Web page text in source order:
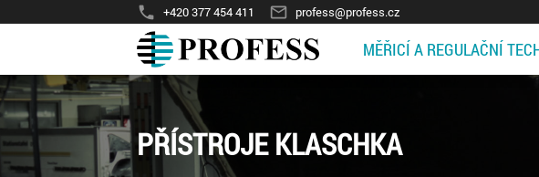
phone +420 377 454 411 mail_outline profess@profess.cz
MĚŘICÍ A REGULAČNÍ
PŘÍSTROJE KLASCHKA